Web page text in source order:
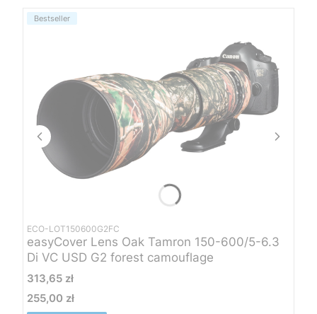
Bestseller
ECO-LOT150600G2FC
easyCover Lens Oak Tamron 150-600/5-6.3
Di VC USD G2 forest camouflage
Cena
313,65 zł
Cena
255,00 zł